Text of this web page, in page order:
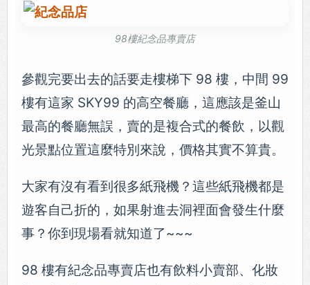
98樓紀念品專賣店
參觀完要出去的話要走樓梯下 98 樓，中間 99
樓有這家 SKY99 的高空餐廳，這應該是釜山
最高的餐廳無誤，賣的是複合式的餐飲，以觀
光景點位置這麼特別來說，價格其實不算貴。
大家有沒有看到很多紙飛機？這些紙飛機都是
遊客自己折的，如果射進去洞裡面會發生什麼
事？你到現場看就知道了~~~
98 樓有紀念品專賣店也有飲料小賣部、化妝